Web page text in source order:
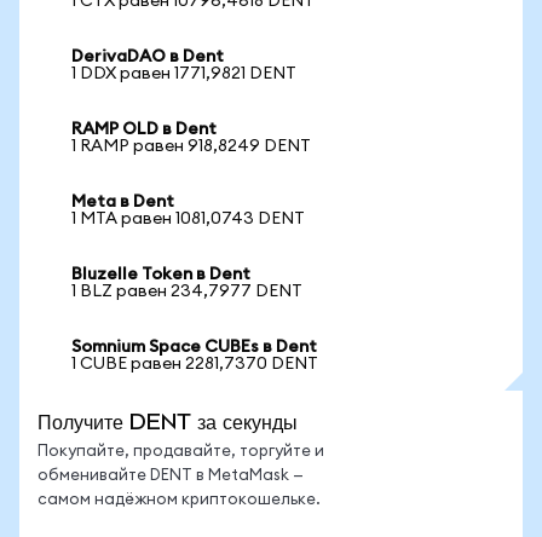
DerivaDAO в Dent
1 DDX равен 1771,9821 DENT
RAMP OLD в Dent
1 RAMP равен 918,8249 DENT
Meta в Dent
1 MTA равен 1081,0743 DENT
Bluzelle Token в Dent
1 BLZ равен 234,7977 DENT
Somnium Space CUBEs в Dent
1 CUBE равен 2281,7370 DENT
Получите DENT за секунды
Покупайте, продавайте, торгуйте и
обменивайте DENT в MetaMask —
самом надёжном криптокошельке.